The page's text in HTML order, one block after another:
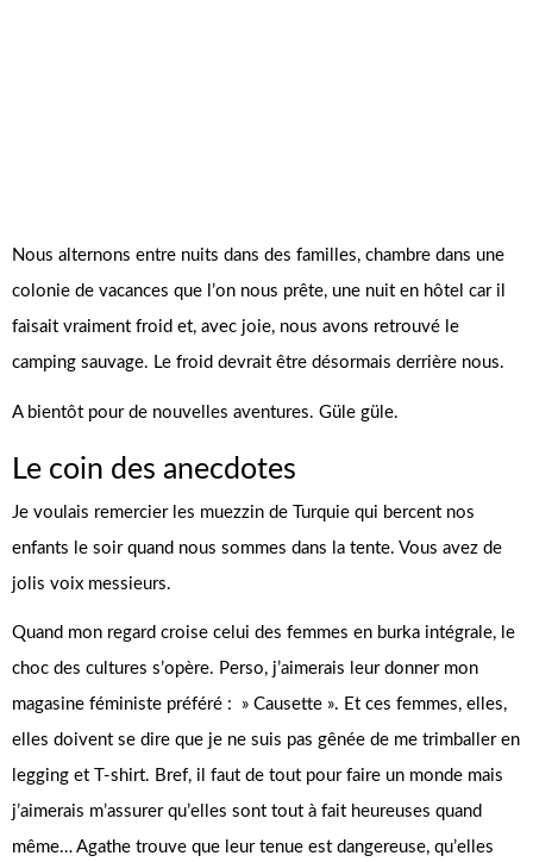
Nous alternons entre nuits dans des familles, chambre dans une
colonie de vacances que l’on nous prête, une nuit en hôtel car il
faisait vraiment froid et, avec joie, nous avons retrouvé le
camping sauvage. Le froid devrait être désormais derrière nous.
A bientôt pour de nouvelles aventures. Güle güle.
Le coin des anecdotes
Je voulais remercier les muezzin de Turquie qui bercent nos
enfants le soir quand nous sommes dans la tente. Vous avez de
jolis voix messieurs.
Quand mon regard croise celui des femmes en burka intégrale, le
choc des cultures s’opère. Perso, j’aimerais leur donner mon
magasine féministe préféré : » Causette ». Et ces femmes, elles,
elles doivent se dire que je ne suis pas gênée de me trimballer en
legging et T-shirt. Bref, il faut de tout pour faire un monde mais
j’aimerais m’assurer qu’elles sont tout à fait heureuses quand
même… Agathe trouve que leur tenue est dangereuse, qu’elles